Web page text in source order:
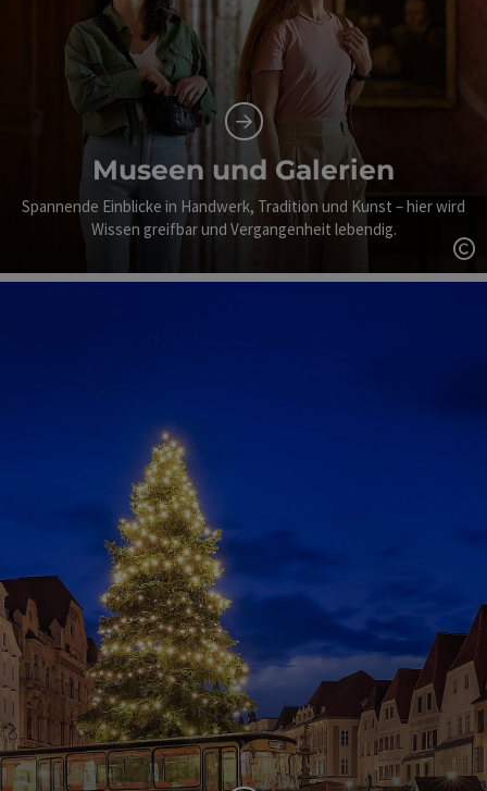
Museen und Galerien
Spannende Einblicke in Handwerk, Tradition und Kunst – hier wird
Wissen greifbar und Vergangenheit lebendig.